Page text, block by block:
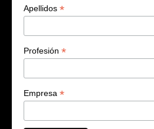
Apellidos *
Profesión *
Empresa *